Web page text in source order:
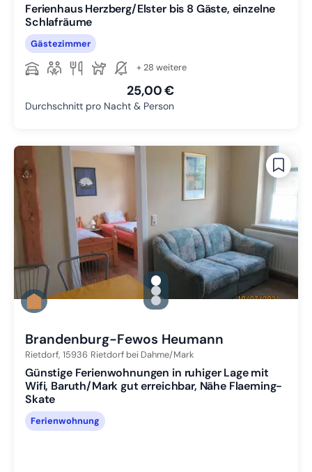
Ferienhaus Herzberg/Elster bis 8 Gäste, einzelne
Schlafräume
Gästezimmer
+ 28 weitere
25,00 €
Durchschnitt pro Nacht & Person
gallery.slide_selector
Zu Slide 1 wechseln
Zu Slide 2 wechseln
Zu Slide 3 wechseln
Brandenburg-Fewos Heumann
Rietdorf, 15936 Rietdorf bei Dahme/Mark
Günstige Ferienwohnungen in ruhiger Lage mit
Wifi, Baruth/Mark gut erreichbar, Nähe Flaeming-
Skate
Ferienwohnung